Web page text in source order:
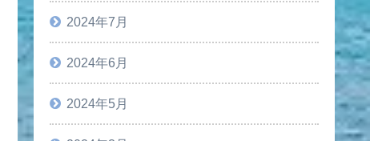
2024年7月
2024年6月
2024年5月